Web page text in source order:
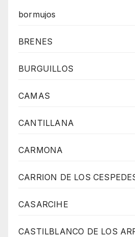
bormujos
BRENES
BURGUILLOS
CAMAS
CANTILLANA
CARMONA
CARRION DE LOS
CASARCIHE
CASTILBLANCO DE LOS